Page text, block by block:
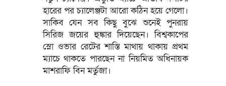
হারের পর চ্যালেঞ্জটা আরো কঠিন হয়ে গেলো।
সাকিব যেন সব কিছু বুঝে শুনেই পুনরায়
সিরিজ জয়ের হুঙ্কার দিয়েছেন। বিশ্বকাপের
স্লো ওভার রেটের শাস্তি মাথায় থাকায় প্রথম
ম্যাচে থাকতে পারছেন না নিয়মিত অধিনায়ক
মাশরাফি বিন মর্তুজা।